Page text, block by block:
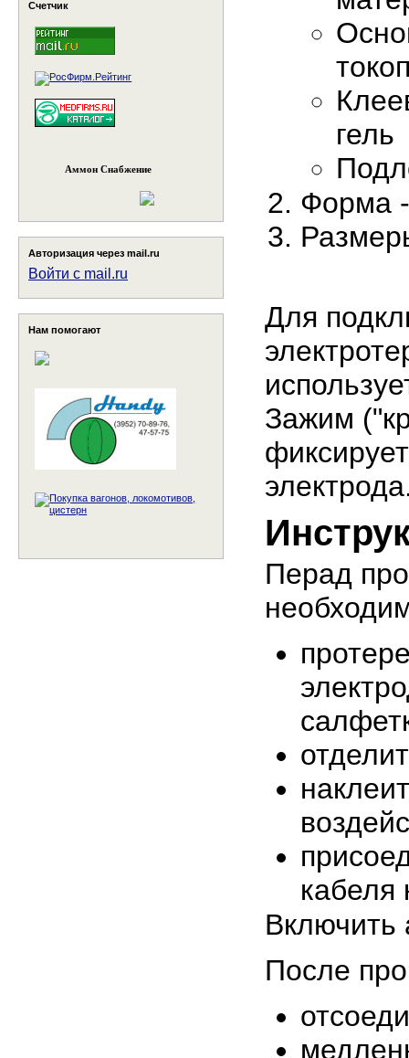
Счетчик
Аммон Снабжение
Авторизация через mail.ru
Войти с mail.ru
Нам помогают
гель
Форма
Для
Зажим
Перад
кабеля
Включить
После